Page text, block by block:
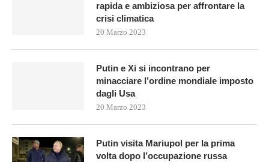
rapida e ambiziosa per affrontare la
crisi climatica
20 Marzo 2023
Putin e Xi si incontrano per
minacciare l’ordine mondiale imposto
dagli Usa
20 Marzo 2023
Putin visita Mariupol per la prima
volta dopo l’occupazione russa